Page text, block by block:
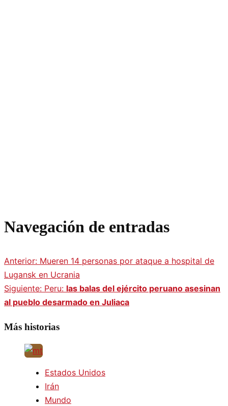
Navegación de entradas
Anterior: Mueren 14 personas por ataque a hospital de
Lugansk en Ucrania
Siguiente: Peru: las balas del ejército peruano asesinan
al pueblo desarmado en Juliaca
Más historias
Estados Unidos
Irán
Mundo